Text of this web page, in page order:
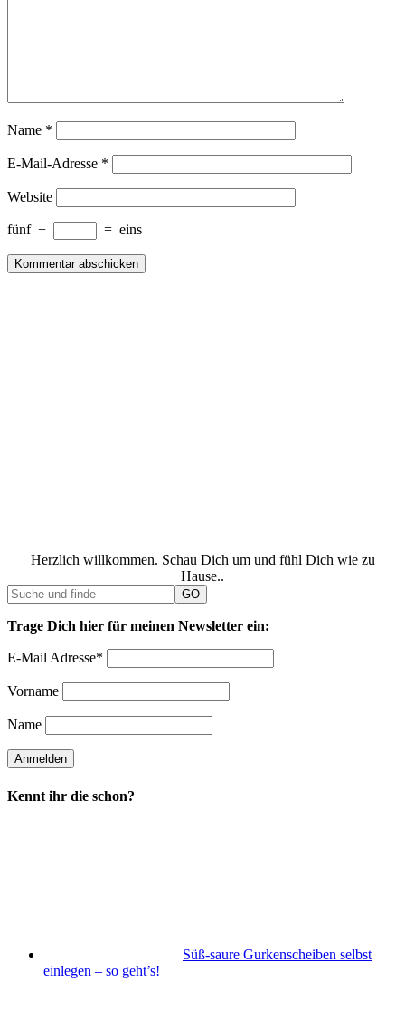
Name *
E-Mail-Adresse *
Website
fünf − = eins
Herzlich willkommen. Schau Dich um und fühl Dich wie zu
Hause..
Trage Dich hier für meinen Newsletter ein:
E-Mail Adresse*
Vorname
Name
Kennt ihr die schon?
Süß-saure Gurkenscheiben selbst
einlegen – so geht’s!